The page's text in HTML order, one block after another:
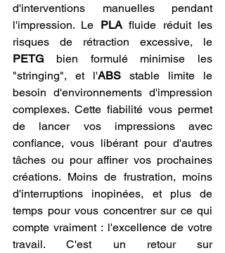
d'interventions manuelles pendant
l'impression. Le PLA fluide réduit les
PETG bien formulé minimise les
"stringing", et l'ABS stable limite le
besoin d'environnements d'impression
complexes. Cette fiabilité vous permet
de lancer vos impressions avec
confiance, vous libérant pour d'autres
tâches ou pour affiner vos prochaines
créations. Moins de frustration, moins
d'interruptions inopinées, et plus de
temps pour vous concentrer sur ce qui
compte vraiment : l'excellence de votre
travail. C'est un retour sur